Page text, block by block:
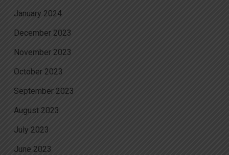
January 2024
December 2023
November 2023
October 2023
September 2023
August 2023
July 2023
June 2023